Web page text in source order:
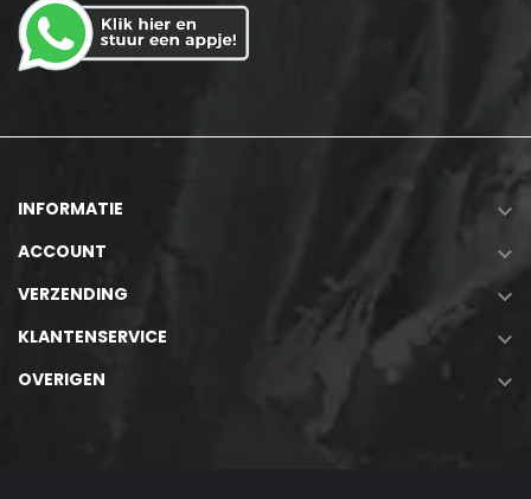
INFORMATIE 
ACCOUNT 
VERZENDING 
KLANTENSERVICE 
OVERIGEN 